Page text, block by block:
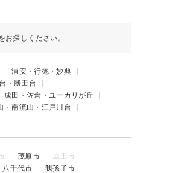
探しください。
浦安・行徳・妙典
・勝田台
成田・佐倉・ユーカリが丘
・南流山・江戸川台
茂原市
成田市
八千代市
我孫子市